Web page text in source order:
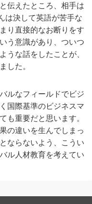
伝えたところ、相手は
は決して英語が苦手な
り直接的なお断りをす
う意識があり、ついつ
うな話をしたことが、
した。
ルなフィールドでビジ
国際基準のビジネスマ
も重要だと思います。
の違いを生んでしまっ
ならないよう、こうい
ル人材教育を考えてい